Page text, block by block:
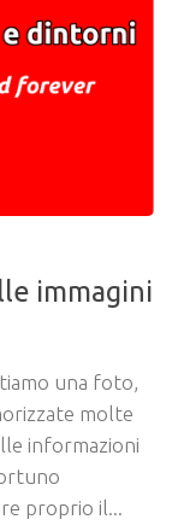
immagini
una foto,
molte
informazioni
proprio il...